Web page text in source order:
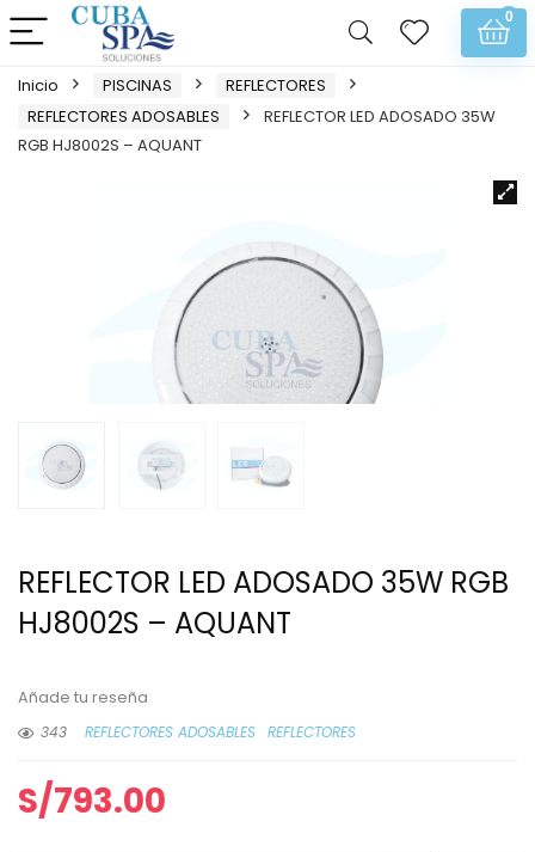
0
Inicio PISCINAS
REFLECTORES
REFLECTORES ADOSABLES
REFLECTOR LED ADOSADO 35W
RGB HJ8002S – AQUANT
REFLECTOR LED ADOSADO 35W RGB
HJ8002S – AQUANT
Añade tu reseña
343
REFLECTORES ADOSABLES REFLECTORES
S/793.00